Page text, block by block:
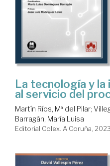
La tecnología y
al servicio del
Martín Ríos, Mª del Pilar;
Barragán, María Luisa
Editorial Colex. A Coruña, 2023